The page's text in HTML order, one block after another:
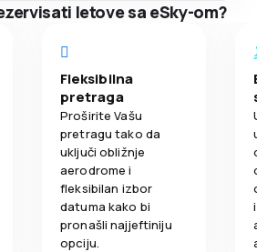
letove sa eSky-om?
Fleksibilna
pretraga
Proširite Vašu
pretragu tako da
uključi obližnje
aerodrome i
fleksibilan izbor
datuma kako bi
pronašli najjeftiniju
opciju.